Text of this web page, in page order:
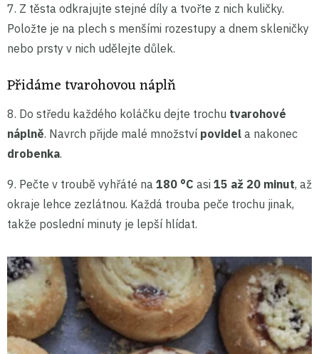
7. Z těsta odkrajujte stejné díly a tvořte z nich kuličky.
Položte je na plech s menšími rozestupy a dnem skleničky
nebo prsty v nich udělejte důlek.
Přidáme tvarohovou náplň
8. Do středu každého koláčku dejte trochu tvarohové
náplně. Navrch přijde malé množství povidel a nakonec
drobenka.
9. Pečte v troubě vyhřáté na 180 °C asi 15 až 20 minut, až
okraje lehce zezlátnou. Každá trouba peče trochu jinak,
takže poslední minuty je lepší hlídat.